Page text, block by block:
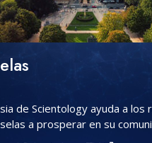
de Scientology ayuda a los
a prosperar en su